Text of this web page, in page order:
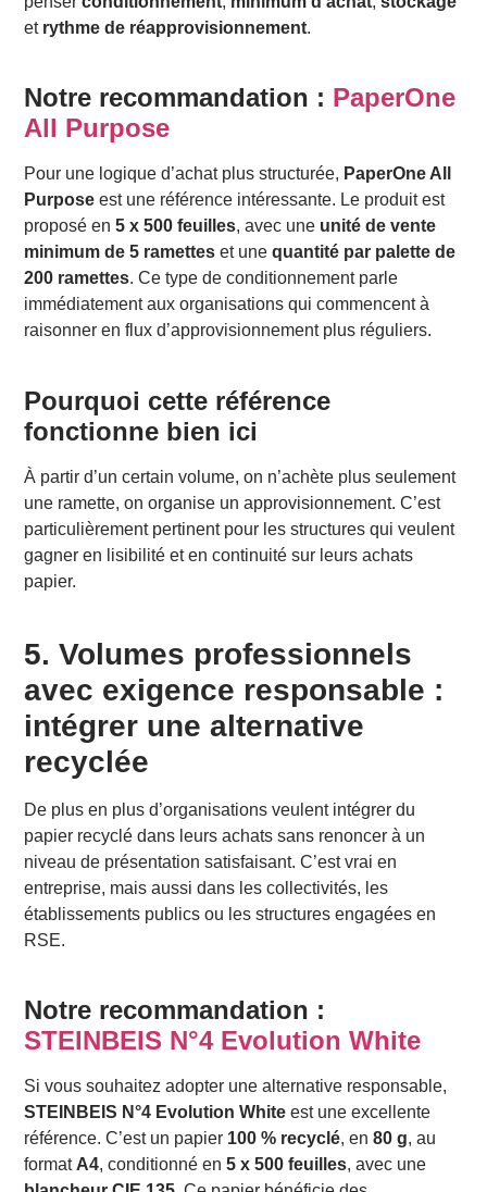
et rythme de réapprovisionnement.
Notre recommandation : PaperOne
All Purpose
Pour une logique d’achat plus structurée, PaperOne All
Purpose est une référence intéressante. Le produit est
proposé en5 x 500 feuilles, avec une unité de vente
minimum de 5 ramettes et unequantité par palette de
200 ramettes. Ce type de conditionnement parle
immédiatement aux organisations qui commencent à
raisonner en flux d’approvisionnement plus réguliers.
Pourquoi cette référence
fonctionne bien ici
À partir d’un certain volume, on n’achète plus seulement
une ramette, on organise un approvisionnement. C’est
particulièrement pertinent pour les structures qui veulent
gagner en lisibilité et en continuité sur leurs achats
papier.
5. Volumes professionnels
avec exigence responsable :
intégrer une alternative
recyclée
De plus en plus d’organisations veulent intégrer du
papier recyclé dans leurs achats sans renoncer à un
niveau de présentation satisfaisant. C’est vrai en
entreprise, mais aussi dans les collectivités, les
établissements publics ou les structures engagées en
RSE.
Notre recommandation :
STEINBEIS N°4 Evolution White
Si vous souhaitez adopter une alternative responsable,
STEINBEIS N°4 Evolution White est une excellente
référence. C’est un papier 100 % recyclé, en80 g, au
format A4, conditionné en5 x 500 feuilles, avec une